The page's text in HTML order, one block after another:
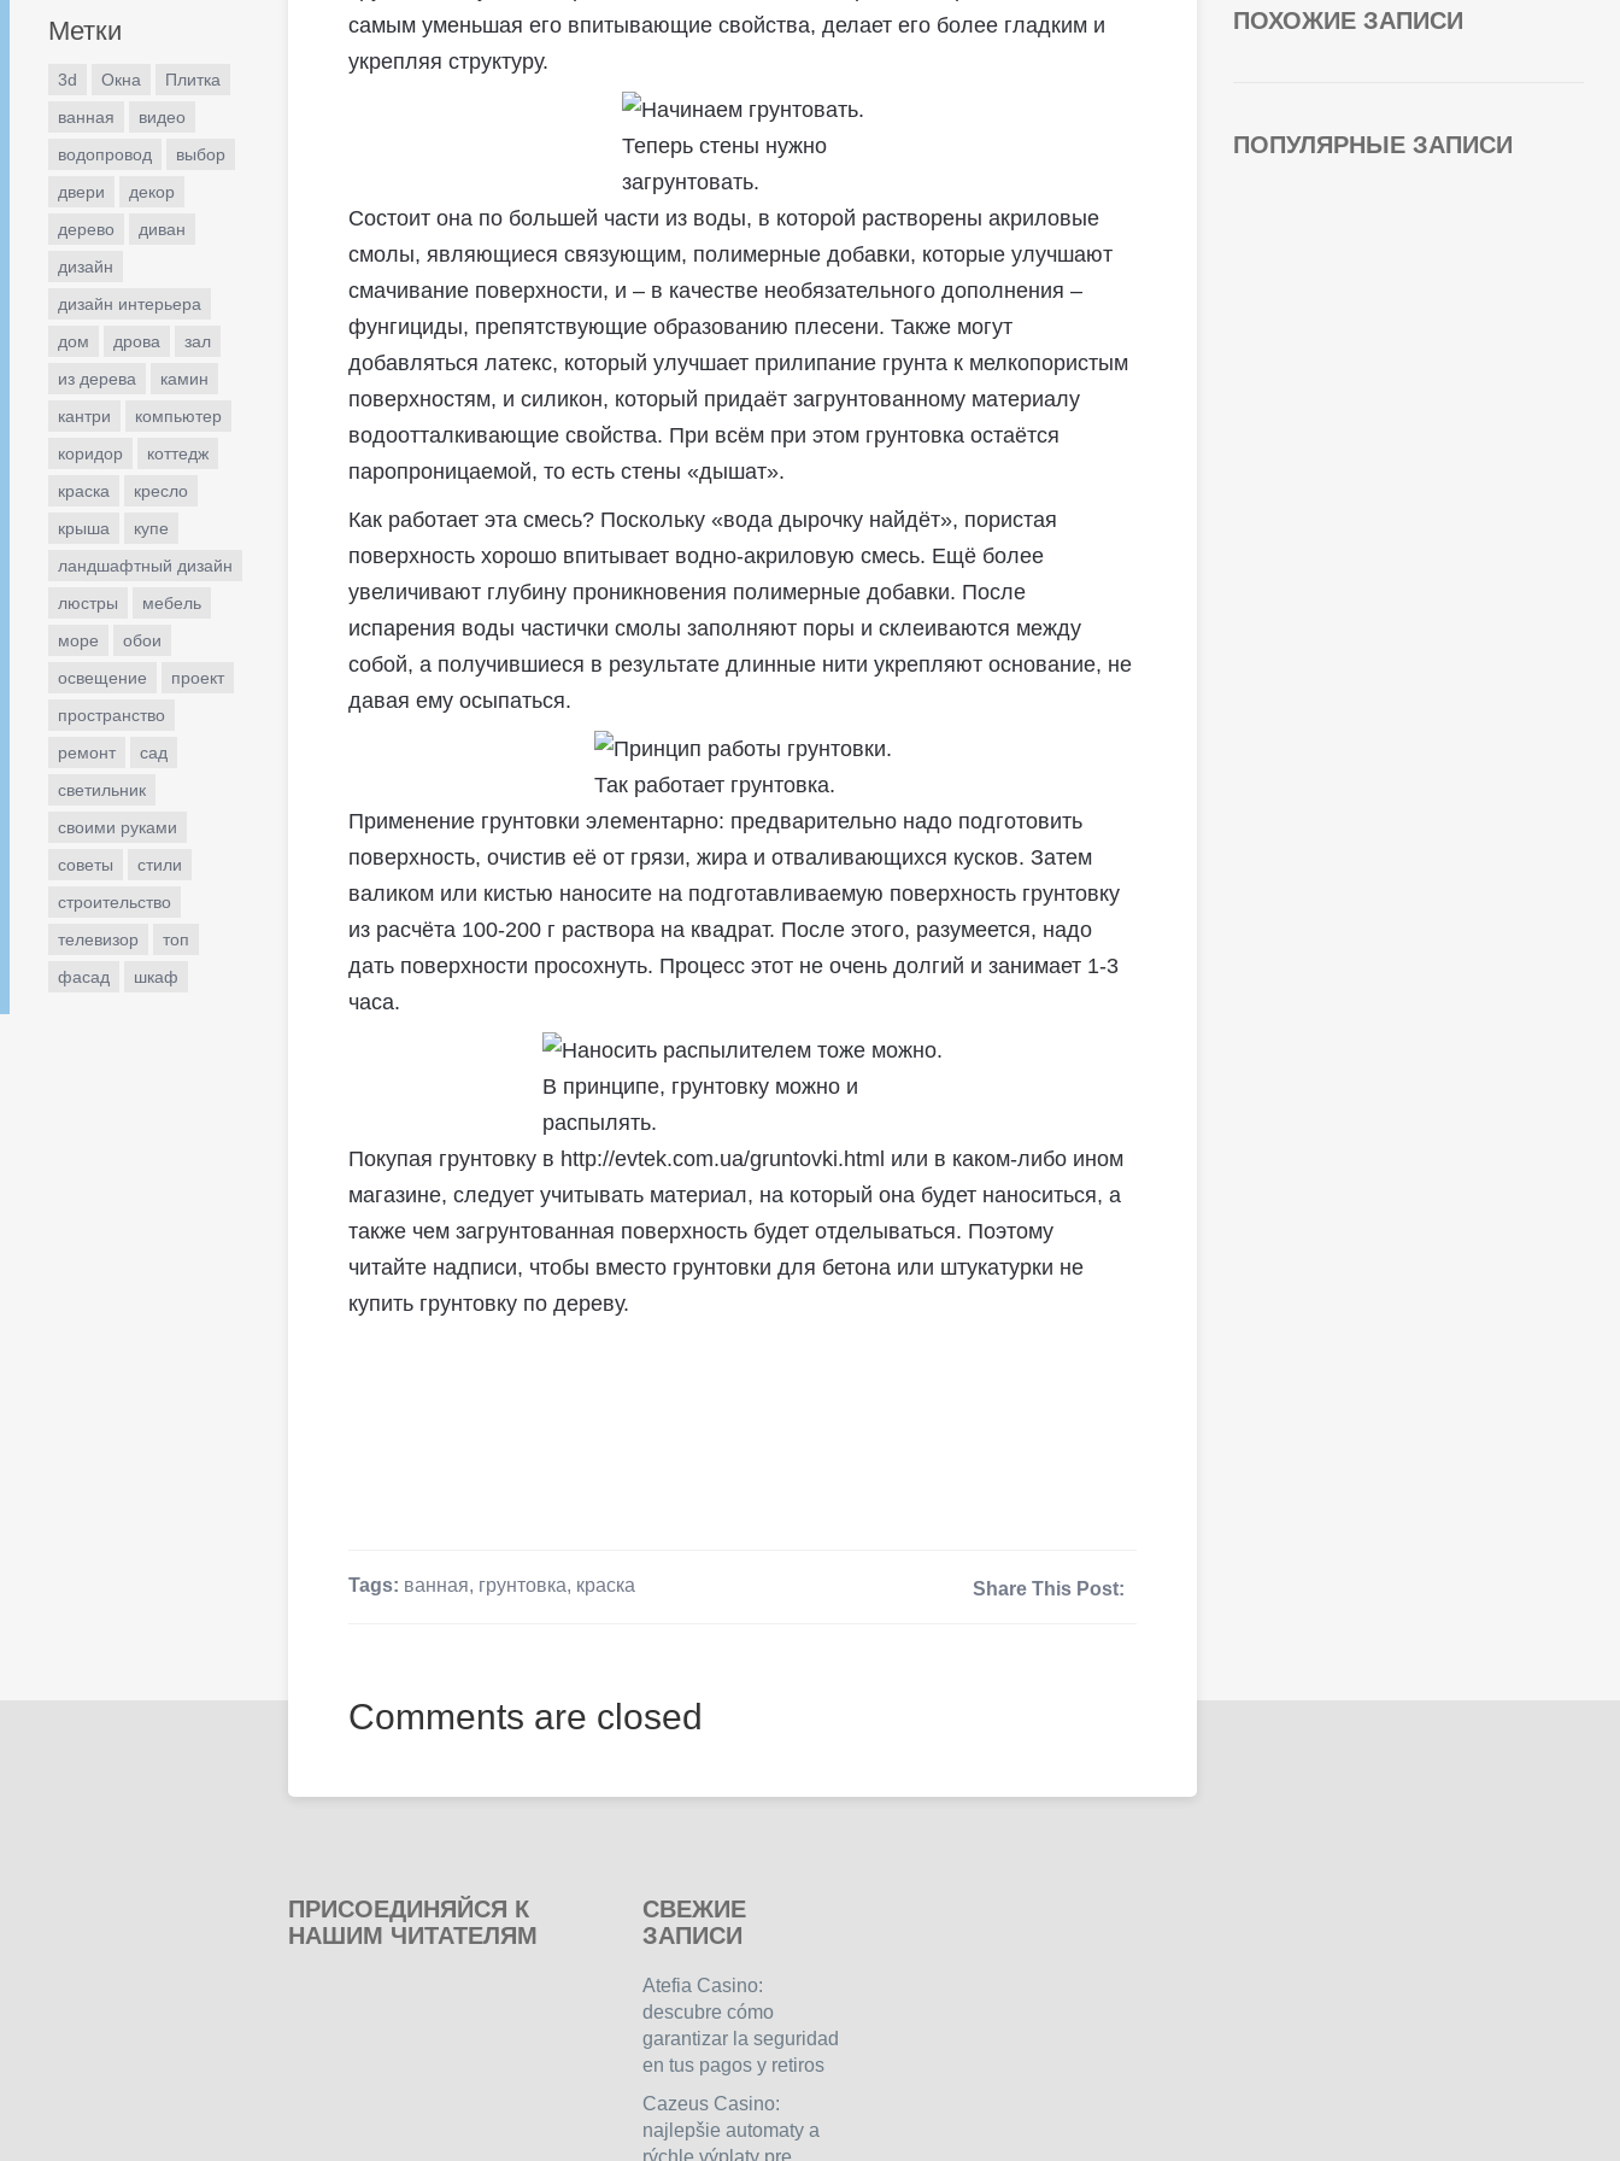
Метки
3d Окна
Плитка
ванная
видео
водопровод
выбор
двери
декор
дерево
диван
дизайн
дизайн интерьера
дом
дрова
зал
из дерева
камин
кантри
компьютер
коридор
коттедж
краска
кресло
крыша
купе
ландшафтный дизайн
люстры
мебель
море
обои
освещение
проект
пространство
ремонт
сад
светильник
своими руками
советы
стили
строительство
телевизор
топ
фасад
шкаф
самым уменьшая его впитывающие свойства, делает его более гладким и
укрепляя структуру.
Теперь стены нужно
загрунтовать.
Состоит она по большей части из воды, в которой растворены акриловые
смолы, являющиеся связующим, полимерные добавки, которые улучшают
смачивание поверхности, и – в качестве необязательного дополнения –
фунгициды, препятствующие образованию плесени. Также могут
добавляться латекс, который улучшает прилипание грунта к мелкопористым
поверхностям, и силикон, который придаёт загрунтованному материалу
водоотталкивающие свойства. При всём при этом грунтовка остаётся
паропроницаемой, то есть стены «дышат».
Как работает эта смесь? Поскольку «вода дырочку найдёт», пористая
поверхность хорошо впитывает водно-акриловую смесь. Ещё более
увеличивают глубину проникновения полимерные добавки. После
испарения воды частички смолы заполняют поры и склеиваются между
собой, а получившиеся в результате длинные нити укрепляют основание, не
давая ему осыпаться.
Так работает грунтовка.
Применение грунтовки элементарно: предварительно надо подготовить
поверхность, очистив её от грязи, жира и отваливающихся кусков. Затем
валиком или кистью наносите на подготавливаемую поверхность грунтовку
из расчёта 100-200 г раствора на квадрат. После этого, разумеется, надо
дать поверхности просохнуть. Процесс этот не очень долгий и занимает 1-3
часа.
В принципе, грунтовку можно и
распылять.
Покупая грунтовку в http://evtek.com.ua/gruntovki.html или в каком-либо ином
магазине, следует учитывать материал, на который она будет наноситься, а
также чем загрунтованная поверхность будет отделываться. Поэтому
читайте надписи, чтобы вместо грунтовки для бетона или штукатурки не
купить грунтовку по дереву.
Tags: ванная, грунтовка, краска Share This Post:
Comments are closed
ПОХОЖИЕ ЗАПИСИ
ПОПУЛЯРНЫЕ ЗАПИСИ
ПРИСОЕДИНЯЙСЯ К
НАШИМ ЧИТАТЕЛЯМ
СВЕЖИЕ
ЗАПИСИ
Atefia Casino:
descubre cómo
garantizar la seguridad
en tus pagos y retiros
Cazeus Casino:
najlepšie automaty a
rýchle výplaty pre